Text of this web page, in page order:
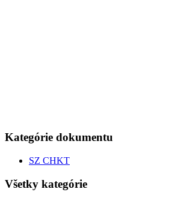
Kategórie dokumentu
SZ CHKT
Všetky kategórie